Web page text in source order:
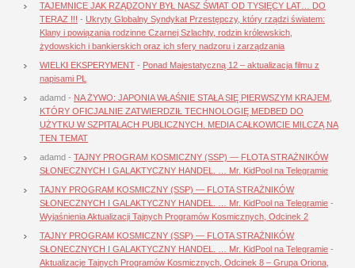
TAJEMNICE JAK RZĄDZONY BYŁ NASZ ŚWIAT OD TYSIĘCY LAT… DO
TERAZ !!! - Ukryty Globalny Syndykat Przestępczy, który rządzi światem:
Klany i powiązania rodzinne Czarnej Szlachty, rodzin królewskich,
żydowskich i bankierskich oraz ich sfery nadzoru i zarządzania
WIELKI EKSPERYMENT - Ponad Majestatyczną 12 – aktualizacja filmu z
napisami PL
adamd - NA ŻYWO: JAPONIA WŁAŚNIE STAŁA SIĘ PIERWSZYM KRAJEM,
KTÓRY OFICJALNIE ZATWIERDZIŁ TECHNOLOGIĘ MEDBED DO
UŻYTKU W SZPITALACH PUBLICZNYCH. MEDIA CAŁKOWICIE MILCZĄ NA
TEN TEMAT
adamd - TAJNY PROGRAM KOSMICZNY (SSP) — FLOTA STRAŻNIKÓW
SŁONECZNYCH I GALAKTYCZNY HANDEL. … Mr. KidPool na Telegramie
TAJNY PROGRAM KOSMICZNY (SSP) — FLOTA STRAŻNIKÓW
SŁONECZNYCH I GALAKTYCZNY HANDEL. … Mr. KidPool na Telegramie -
Wyjaśnienia Aktualizacji Tajnych Programów Kosmicznych, Odcinek 2
TAJNY PROGRAM KOSMICZNY (SSP) — FLOTA STRAŻNIKÓW
SŁONECZNYCH I GALAKTYCZNY HANDEL. … Mr. KidPool na Telegramie -
Aktualizacje Tajnych Programów Kosmicznych, Odcinek 8 – Grupa Oriona,